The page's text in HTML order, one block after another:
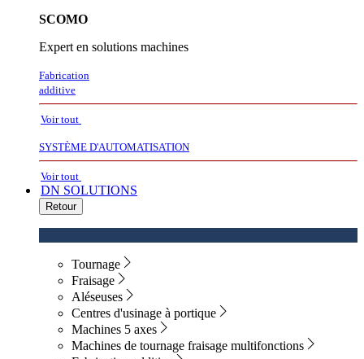
SCOMO
Expert en solutions machines
Fabrication
additive
Voir tout
SYSTÈME D'AUTOMATISATION
Voir tout
DN SOLUTIONS
Retour
Tournage
Fraisage
Aléseuses
Centres d'usinage à portique
Machines 5 axes
Machines de tournage fraisage multifonctions